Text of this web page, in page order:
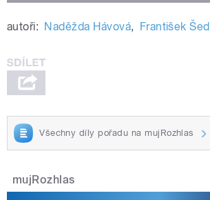
autoři: Naděžda Hávová, František
Všechny díly pořadu na mujRozhlas
mujRozhlas